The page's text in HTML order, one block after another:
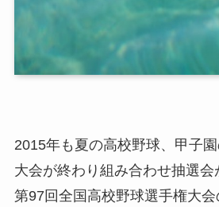
2015年も夏の高校野球、甲子
大会が終わり組み合わせ抽選会
第97回全国高校野球選手権大